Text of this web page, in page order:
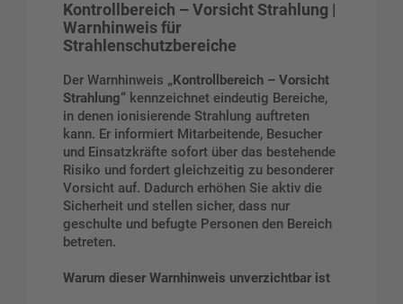
Kontrollbereich – Vorsicht Strahlung |
Warnhinweis für
Strahlenschutzbereiche
Der Warnhinweis „Kontrollbereich – Vorsicht
Strahlung“ kennzeichnet eindeutig Bereiche,
in denen ionisierende Strahlung auftreten
kann. Er informiert Mitarbeitende, Besucher
und Einsatzkräfte sofort über das bestehende
Risiko und fordert gleichzeitig zu besonderer
Vorsicht auf. Dadurch erhöhen Sie aktiv die
Sicherheit und stellen sicher, dass nur
geschulte und befugte Personen den Bereich
betreten.
Warum dieser Warnhinweis unverzichtbar ist